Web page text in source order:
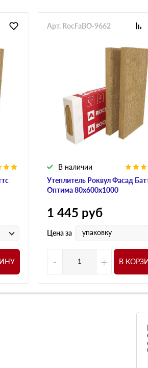
Утеплитель Роквул Фасад
Оптима 80х600х1000
В наличии
Арт. RocFaBO-9662
1 445 руб
Цена за упаковку
- + В